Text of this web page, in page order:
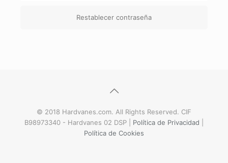
Restablecer contraseña
© 2018 Hardvanes.com. All Rights Reserved. CIF
B98973340 - Hardvanes 02 DSP | Política de Privacidad
Política de Cookies